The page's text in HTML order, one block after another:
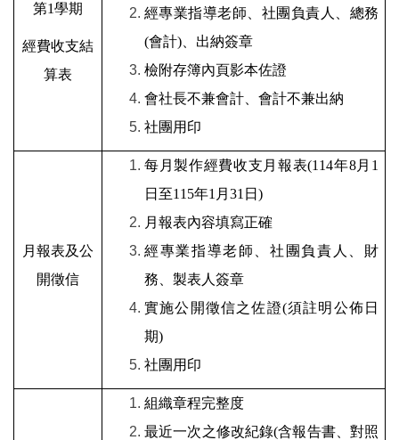
第1學期
經費收支結
算表
經專業指導老師、社團負責人、總務
(會計) 、出納簽章
檢附存簿內頁影本佐證
會社長不兼會計、會計不兼出納
社團用印
月報表及公
開徵信
每月製作經費收支月報表(114年8月 1
日至115年1 月 31 日 )
月報表內容填寫正確
經專業指導老師、社團負責人、財
務、製表人簽章
實施公開徵信之佐證(須註明公佈日
期)
社團用印
組織章程完整度
最近一次之修改紀錄(含報告書、對照